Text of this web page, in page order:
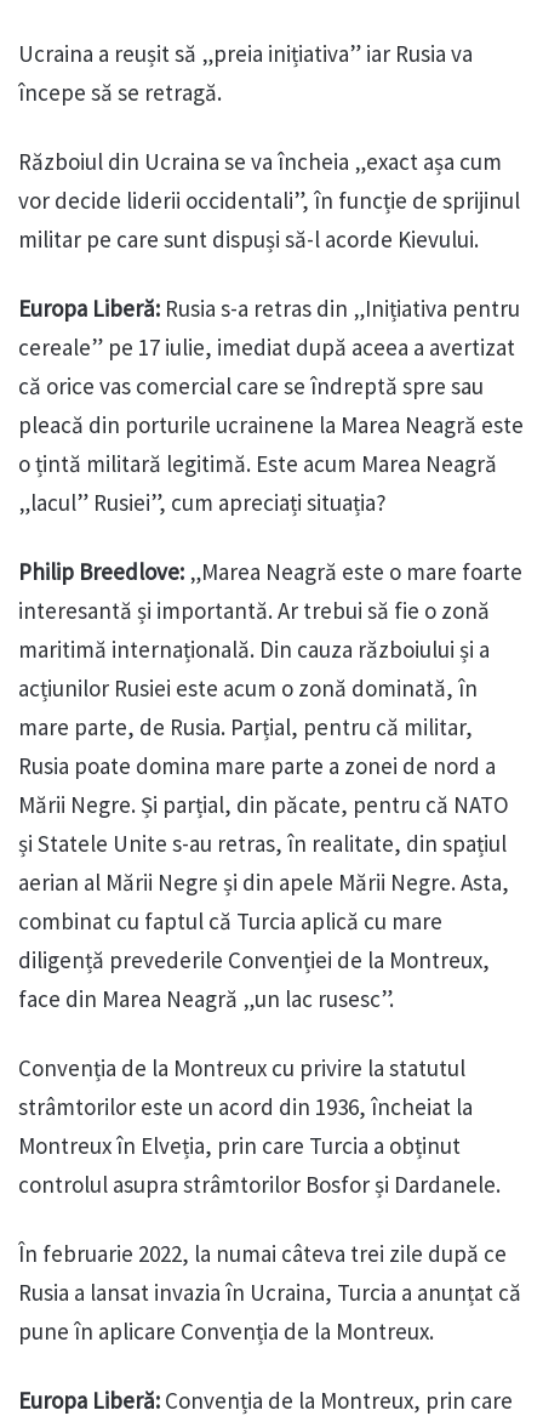
Ucraina a reușit să „preia inițiativa” iar Rusia va
începe să se retragă.
Războiul din Ucraina se va încheia „exact așa cum
vor decide liderii occidentali”, în funcție de sprijinul
militar pe care sunt dispuși să-l acorde Kievului.
Europa Liberă: Rusia s-a retras din „Inițiativa pentru
cereale” pe 17 iulie, imediat după aceea a avertizat
că orice vas comercial care se îndreptă spre sau
pleacă din porturile ucrainene la Marea Neagră este
o țintă militară legitimă. Este acum Marea Neagră
„lacul” Rusiei”, cum apreciați situația?
Philip Breedlove: „Marea Neagră este o mare foarte
interesantă și importantă. Ar trebui să fie o zonă
maritimă internațională. Din cauza războiului și a
acțiunilor Rusiei este acum o zonă dominată, în
mare parte, de Rusia. Parțial, pentru că militar,
Rusia poate domina mare parte a zonei de nord a
Mării Negre. Și parțial, din păcate, pentru că NATO
și Statele Unite s-au retras, în realitate, din spațiul
aerian al Mării Negre și din apele Mării Negre. Asta,
combinat cu faptul că Turcia aplică cu mare
diligență prevederile Convenției de la Montreux,
face din Marea Neagră „un lac rusesc”.
Convenția de la Montreux cu privire la statutul
strâmtorilor este un acord din 1936, încheiat la
Montreux în Elveția, prin care Turcia a obținut
controlul asupra strâmtorilor Bosfor și Dardanele.
În februarie 2022, la numai câteva trei zile după ce
Rusia a lansat invazia în Ucraina, Turcia a anunțat că
pune în aplicare Convenția de la Montreux.
Europa Liberă: Convenția de la Montreux, prin care